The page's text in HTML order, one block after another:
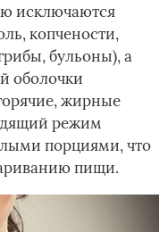
исключаются
копчености,
бульоны), а
оболочки
жирные
режим
порциями, что
пищи.